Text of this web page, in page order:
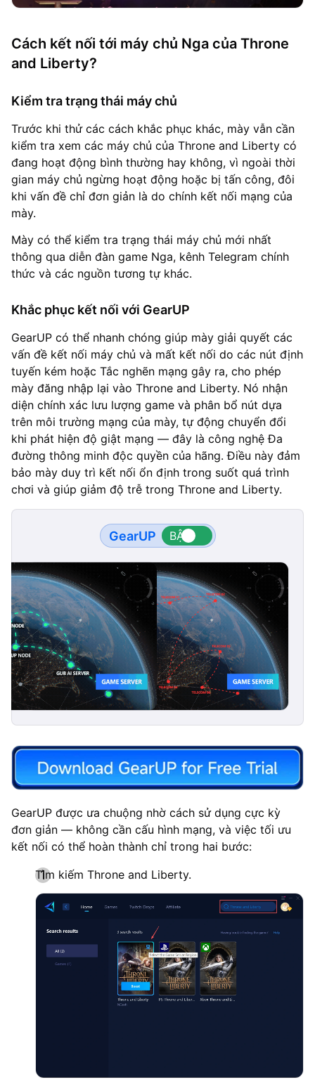
Cách kết nối tới máy chủ Nga của Throne
and Liberty?
Kiểm tra trạng thái máy chủ
Trước khi thử các cách khắc phục khác, mày vẫn cần
kiểm tra xem các máy chủ của Throne and Liberty có
đang hoạt động bình thường hay không, vì ngoài thời
gian máy chủ ngừng hoạt động hoặc bị tấn công, đôi
khi vấn đề chỉ đơn giản là do chính kết nối mạng của
mày.
Mày có thể kiểm tra trạng thái máy chủ mới nhất
thông qua diễn đàn game Nga, kênh Telegram chính
thức và các nguồn tương tự khác.
Khắc phục kết nối với GearUP
GearUP có thể nhanh chóng giúp mày giải quyết các
vấn đề kết nối máy chủ và mất kết nối do các nút định
tuyến kém hoặc Tắc nghẽn mạng gây ra, cho phép
mày đăng nhập lại vào Throne and Liberty. Nó nhận
diện chính xác lưu lượng game và phân bổ nút dựa
trên môi trường mạng của mày, tự động chuyển đổi
khi phát hiện độ giật mạng — đây là công nghệ Đa
đường thông minh độc quyền của hãng. Điều này đảm
bảo mày duy trì kết nối ổn định trong suốt quá trình
chơi và giúp giảm độ trễ trong Throne and Liberty.
GearUP
GearUP được ưa chuộng nhờ cách sử dụng cực kỳ
đơn giản — không cần cấu hình mạng, và việc tối ưu
kết nối có thể hoàn thành chỉ trong hai bước:
Tìm kiếm Throne and Liberty.